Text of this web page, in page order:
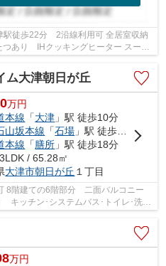
駅徒歩22分 2沿線利用可 全居室収納
つあり IHクッキングヒーター スーパ
ム大津朝日が丘
万円
本線 「大津 」駅 徒歩10分
山坂本線 「石場 」駅 徒歩13分
本線 「膳所 」駅 徒歩18分
/ 65.28㎡
大津市朝日が丘 １丁目
8階建ての6階部分 二面バルコニー
キッチン･システムバス･トイレ･洗面
万円